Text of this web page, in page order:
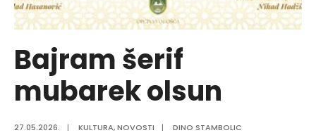
Aziza
Alilija
Bajram šerif
mubarek olsun
27.05.2026. | KULTURA,NOVOSTI | DINO STAMBOLIC